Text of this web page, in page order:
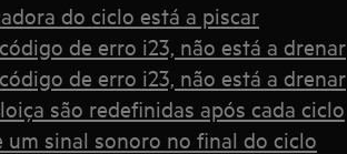
do ciclo está a piscar
de erro i23, não está a drenar
de erro i23, não está a drenar
são redefinidas após cada ciclo
sinal sonoro no final do ciclo